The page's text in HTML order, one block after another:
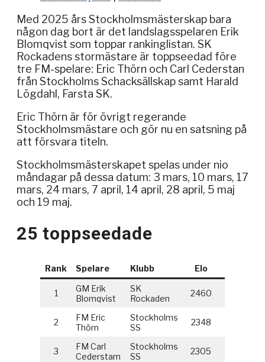
Med 2025 års Stockholmsmästerskap bara
någon dag bort är det landslagsspelaren Erik
Blomqvist som toppar rankinglistan. SK
Rockadens stormästare är toppseedad före
tre FM-spelare: Eric Thörn och Carl Cederstan
från Stockholms Schacksällskap samt Harald
Lögdahl, Farsta SK.
Eric Thörn är för övrigt regerande
Stockholmsmästare och gör nu en satsning på
att försvara titeln.
Stockholmsmästerskapet spelas under nio
måndagar på dessa datum: 3 mars, 10 mars, 17
mars, 24 mars, 7 april, 14 april, 28 april, 5 maj
och 19 maj.
25 toppseedade
Rank Spelare Klubb Elo
1
GM Erik
Blomqvist
SK
Rockaden
2460
2
FM Eric
Thörn
Stockholms
SS
2348
3
FM Carl
Cederstam
Stockholms
SS
2305